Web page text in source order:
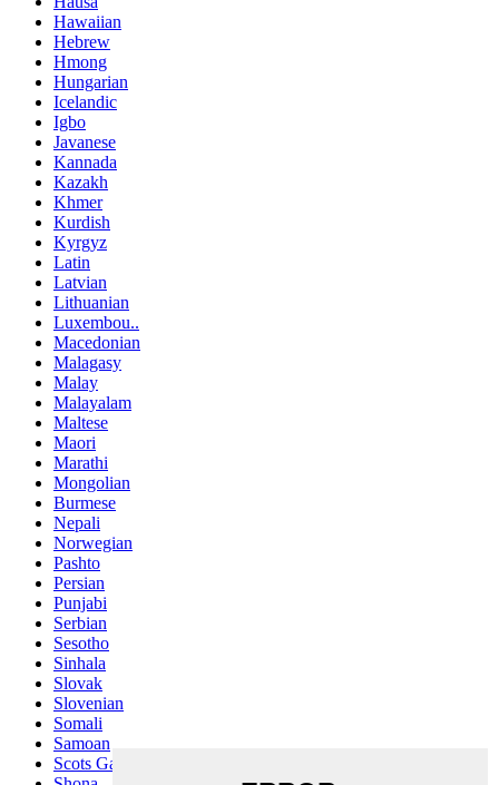
Hawaiian
Hebrew
Hmong
Hungarian
Icelandic
Igbo
Javanese
Kannada
Kazakh
Khmer
Kurdish
Kyrgyz
Latin
Latvian
Lithuanian
Luxembou..
Macedonian
Malagasy
Malay
Malayalam
Maltese
Maori
Marathi
Mongolian
Burmese
Nepali
Norwegian
Pashto
Persian
Punjabi
Serbian
Sesotho
Sinhala
Slovak
Slovenian
Somali
Samoan
Scots Gaelic